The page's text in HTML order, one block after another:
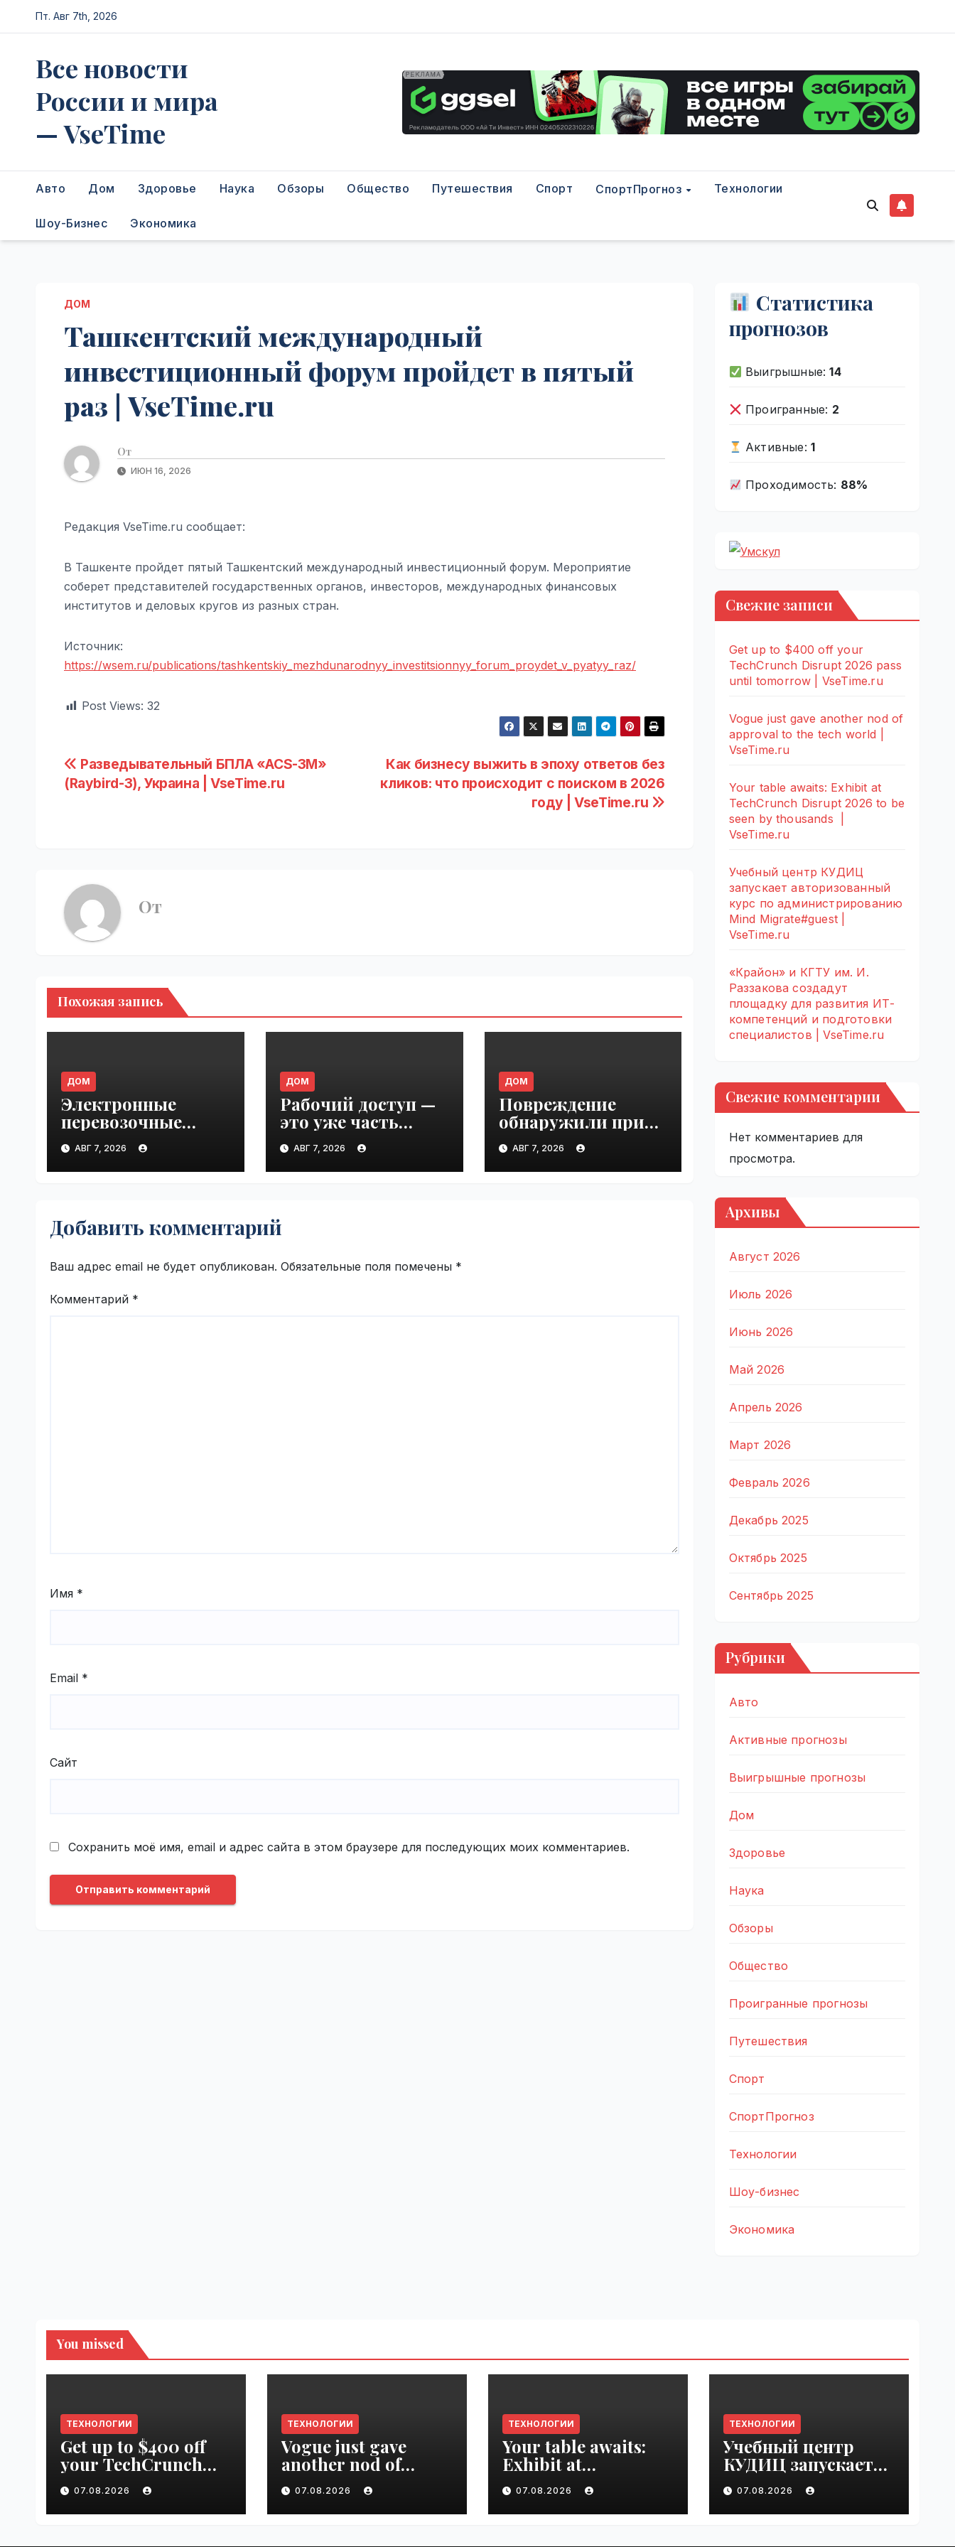
Перейти
к
Пт. Авг 7th, 2026
Все новости
России и мира
— VseTime
Авто Дом Здоровье Наука Обзоры Общество Путешествия Спорт СпортПрогноз Технологии
Шоу-Бизнес Экономика
ДОМ
Ташкентский международный
инвестиционный форум пройдет в пятый
раз | VseTime.ru
От
ИЮН 16, 2026
Редакция VseTime.ru сообщает:
В Ташкенте пройдет пятый Ташкентский международный инвестиционный форум. Мероприятие
соберет представителей государственных органов, инвесторов, международных финансовых
институтов и деловых кругов из разных стран.
Источник:
https://wsem.ru/publications/tashkentskiy_mezhdunarodnyy_investitsionnyy_forum_proydet_v_pyatyy_raz/
Post Views: 32
Навигация
по
Как бизнесу выжить в эпоху ответов без
кликов: что происходит с поиском в 2026
году | VseTime.ru
Разведывательный БПЛА «ACS-3M»
(Raybird-3), Украина | VseTime.ru
От
Похожая запись
ДОМ
Электронные
перевозочные
документы станут
обязательными с
сентября 2026 года:
VseTime.ru
АВГ 7, 2026
ДОМ
Рабочий доступ —
это уже часть
производства |
VseTime.ru
АВГ 7, 2026
ДОМ
Повреждение
обнаружили при
приёмке: что
важно
зафиксировать
АВГ 7, 2026
Добавить комментарий
Ваш адрес email не будет опубликован. Обязательные поля помечены *
Комментарий *
Имя *
Email *
Сайт
Сохранить моё имя, email и адрес сайта в этом браузере для последующих моих комментариев.
Статистика
прогнозов
Выигрышные:14
Проигранные: 2
Активные: 1
Проходимость: 88%
Свежие записи
Get up to $400 off your
TechCrunch Disrupt 2026 pass
until tomorrow | VseTime.ru
Vogue just gave another nod of
approval to the tech world |
VseTime.ru
Your table awaits: Exhibit at
TechCrunch Disrupt 2026 to be
seen by thousands |
VseTime.ru
Учебный центр КУДИЦ
запускает авторизованный
курс по администрированию
Mind Migrate#guest |
VseTime.ru
«Крайон» и КГТУ им. И.
Раззакова создадут
площадку для развития ИТ-
компетенций и подготовки
специалистов | VseTime.ru
Свежие комментарии
Нет комментариев для
просмотра.
Архивы
Август 2026
Июль 2026
Июнь 2026
Май 2026
Апрель 2026
Март 2026
Февраль 2026
Декабрь 2025
Октябрь 2025
Сентябрь 2025
Рубрики
Авто
Активные прогнозы
Выигрышные прогнозы
Дом
Здоровье
Наука
Обзоры
Общество
Проигранные прогнозы
Путешествия
Спорт
СпортПрогноз
Технологии
Шоу-бизнес
Экономика
You missed
ТЕХНОЛОГИИ
Get up to $400 off
your TechCrunch
Disrupt 2026 pass
until tomorrow |
VseTime.ru
07.08.2026
ТЕХНОЛОГИИ
Vogue just gave
another nod of
approval to the tech
world | VseTime.ru
07.08.2026
ТЕХНОЛОГИИ
Your table awaits:
Exhibit at
TechCrunch Disrupt
2026 to be seen by
thousands |
07.08.2026
ТЕХНОЛОГИИ
Учебный центр
КУДИЦ запускает
авторизованный
курс по
администрировани
07.08.2026